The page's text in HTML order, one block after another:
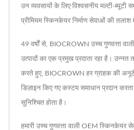
उन व्यवसायों के लिए विश्वसनीय मल्टी-ब्यूटी
प्रीमियम स्किनकेयर निर्माण सेवाओं की तलाश
49 वर्षों से, BIOCROWN उच्च गुणवत्ता
उत्पादों का एक प्रमुख प्रदाता रहा है। उन्नत
करते हुए, BIOCROWN हर ग्राहक की
डिज़ाइन किए गए कस्टम समाधान प्रदान
सुनिश्चित होता है।
हमारी उच्च गुणवत्ता वाली OEM स्किनकेयर